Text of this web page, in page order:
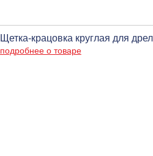
Щетка-крацовка круглая для
подробнее о товаре